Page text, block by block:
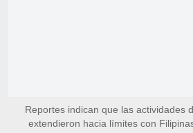
Reportes indican que las actividades
extendieron hacia límites con